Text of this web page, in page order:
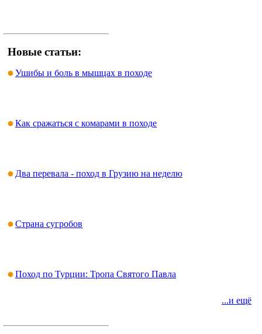
Новые статьи:
Ушибы и боль в мышцах в походе
Как сражаться с комарами в походе
Два перевала - поход в Грузию на неделю
Страна сугробов
Поход по Турции: Тропа Святого Павла
...и ещё